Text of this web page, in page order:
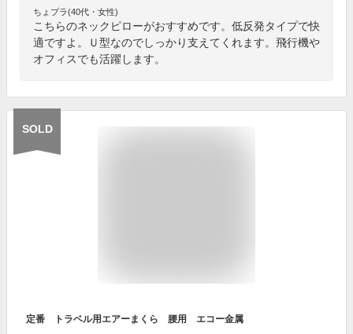
ちょプラ(40代・女性)
こちらのネックピローがおすすめです。低反発タイプで快
適ですよ。Ｕ型なのでしっかり支えてくれます。飛行機や
オフィスでも活躍します。
SOLD
定番 トラベル用エアーまくら 腰用 エコー金属